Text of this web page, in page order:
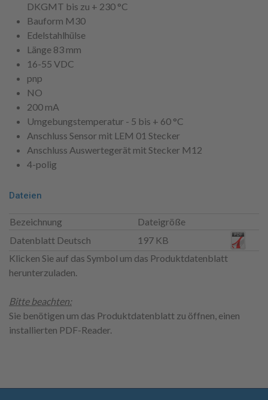
DKGMT bis zu + 230 °C
Bauform M30
Edelstahlhülse
Länge 83 mm
16-55 VDC
pnp
NO
200 mA
Umgebungstemperatur - 5 bis + 60 °C
Anschluss Sensor mit LEM 01 Stecker
Anschluss Auswertegerät mit Stecker M12
4-polig
Dateien
Bezeichnung
Dateigröße
Datenblatt Deutsch
197 KB
Klicken Sie auf das Symbol um das Produktdatenblatt
herunterzuladen.
Bitte beachten:
Sie benötigen um das Produktdatenblatt zu öffnen, einen
installierten PDF-Reader.